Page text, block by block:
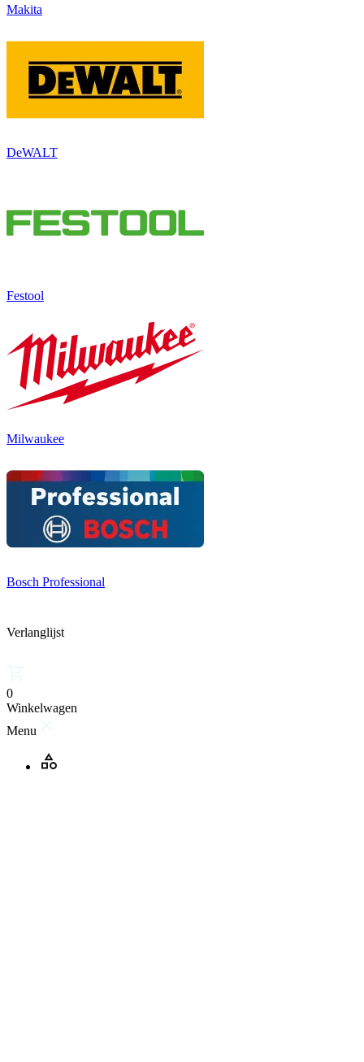
Makita
DeWALT
Festool
Milwaukee
Bosch Professional
Verlanglijst
0
Winkelwagen
Menu